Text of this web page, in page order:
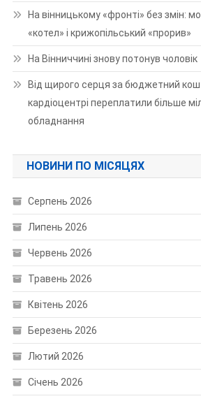
На вінницькому «фронті» без змін:
«котел» і крижопільський «прорив»
На Вінниччині знову потонув чоловік
Від щирого серця за бюджетний
кардіоцентрі переплатили більше
обладнання
НОВИНИ ПО МІСЯЦЯХ
Серпень 2026
Липень 2026
Червень 2026
Травень 2026
Квітень 2026
Березень 2026
Лютий 2026
Січень 2026